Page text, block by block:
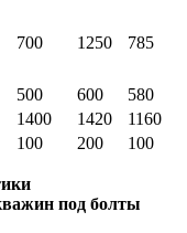
700 1250 785
500 600
580
1400 1420
1160
100 200 100
под болты